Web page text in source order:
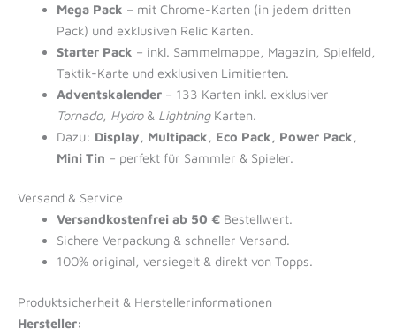
Mega Pack – mit Chrome-Karten (in jedem dritten
Pack) und exklusiven Relic Karten.
Starter Pack – inkl. Sammelmappe, Magazin, Spielfeld,
Taktik-Karte und exklusiven Limitierten.
Adventskalender– 133 Karten inkl. exklusiver
Tornado, Hydro& LightningKarten.
Dazu: Display, Multipack, Eco Pack, Power Pack,
Mini Tin – perfekt für Sammler & Spieler.
Versand & Service
Versandkostenfrei ab 50 €Bestellwert.
Sichere Verpackung & schneller Versand.
100% original, versiegelt & direkt von Topps.
Produktsicherheit & Herstellerinformationen
Hersteller: